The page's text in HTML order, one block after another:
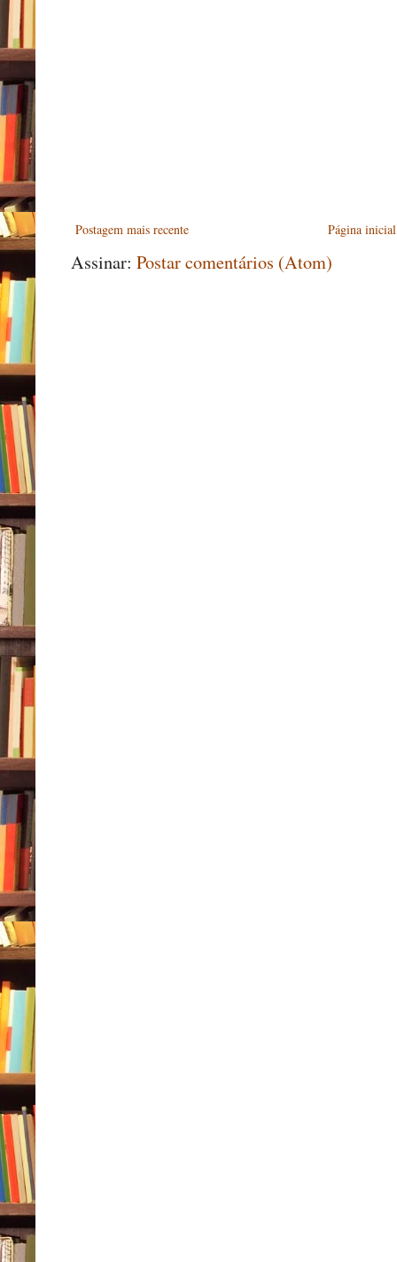
Postagem mais recente Página inicial
Assinar: Postar comentários (Atom)